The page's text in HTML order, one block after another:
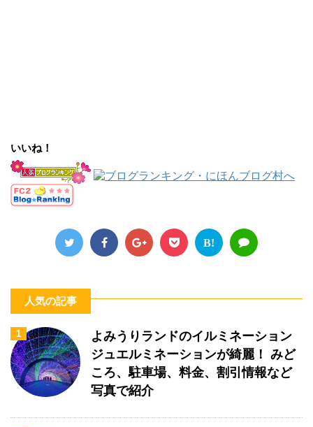
いいね！
B!
人気の記事
1
よみうりランドのイルミネーション
ジュエルミネーションが綺麗！ みど
ころ、駐車場、料金、割引情報など
写真で紹介